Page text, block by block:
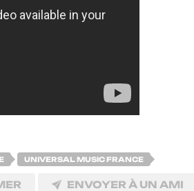
UNIVERSAL MUSIC FRANCE
ENVOYER À UN AMI